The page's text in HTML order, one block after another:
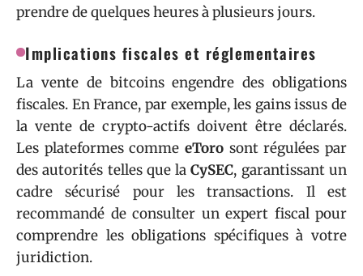
prendre de quelques heures à plusieurs jours.
Implications fiscales et réglementaires
La vente de bitcoins engendre des obligations
fiscales. En France, par exemple, les gains issus de
la vente de crypto-actifs doivent être déclarés.
Les plateformes comme eToro sont régulées par
des autorités telles que laCySEC, garantissant un
cadre sécurisé pour les transactions. Il est
recommandé de consulter un expert fiscal pour
comprendre les obligations spécifiques à votre
juridiction.